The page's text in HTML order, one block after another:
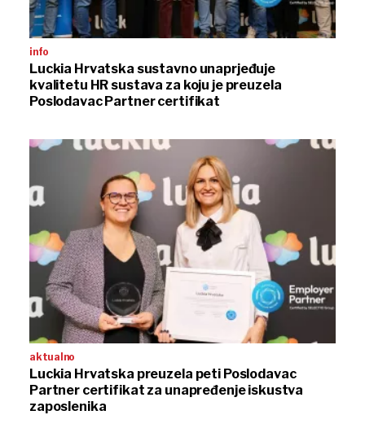
info
Luckia Hrvatska sustavno unaprjeđuje
kvalitetu HR sustava za koju je preuzela
Poslodavac Partner certifikat
aktualno
Luckia Hrvatska preuzela peti Poslodavac
Partner certifikat za unapređenje iskustva
zaposlenika